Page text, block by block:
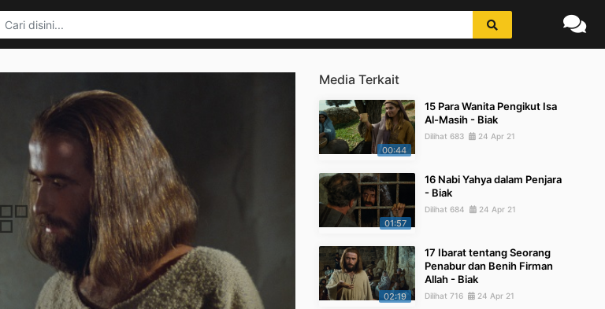
Media Terkait
00:44
15 Para Wanita Pengikut Isa
Al-Masih - Biak
Dilihat 683 24 Apr 21
01:57
16 Nabi Yahya dalam Penjara
- Biak
Dilihat 684 24 Apr 21
02:19
17 Ibarat tentang Seorang
Penabur dan Benih Firman
Allah - Biak
Dilihat 716 24 Apr 21